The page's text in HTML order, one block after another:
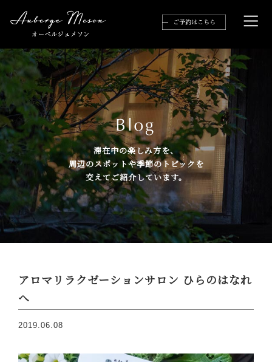
滞在中の楽しみ方を、
周辺のスポットや季節のトピックを
交えてご紹介しています。
アロマリラクゼーションサロン ひらのはなれ
へ
2019.06.08